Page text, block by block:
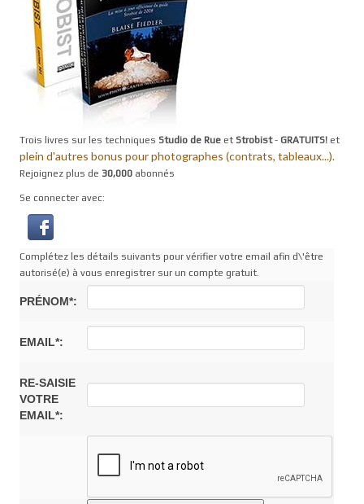
Trois livres sur les techniques Studio de Rue et Strobist- GRATUITS! et
plein d'autres bonus pour photographes (contrats, tableaux...).
Rejoignez plus de 30,000 abonnés
Se connecter avec:
Complétez les détails suivants pour vérifier votre email afin d\'être
autorisé(e) à vous enregistrer sur un compte gratuit.
PRÉNOM*:
EMAIL*:
RE-SAISIE
VOTRE
EMAIL*: